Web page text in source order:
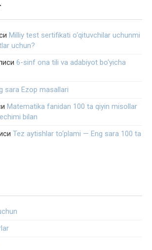
Milliy test sertifikati o‘qituvchilar uchunmi
uchun?
6-sinf ona tili va adabiyot bo‘yicha
sara Ezop masallari
Matematika fanidan 100 ta qiyin misollar
bilan
Tez aytishlar to‘plami — Eng sara 100 ta